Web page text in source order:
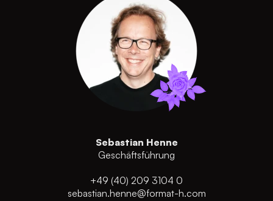
Sebastian Henne
Geschäftsführung
+49 (40) 209 3104 0
sebastian.henne@format-h.com